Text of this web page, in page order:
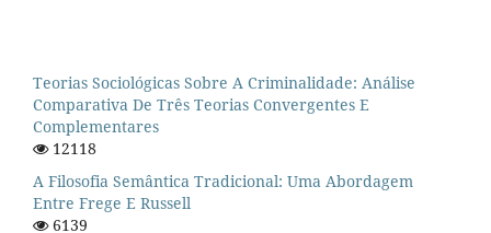
Teorias Sociológicas Sobre A Criminalidade: Análise
Comparativa De Três Teorias Convergentes E
Complementares
12118
A Filosofia Semântica Tradicional: Uma Abordagem
Entre Frege E Russell
6139